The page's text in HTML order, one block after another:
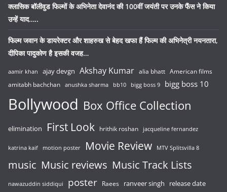
क्लासिक बॉलीवुड फिल्मों के अभिनेता देवानंद की 100वीं जयंती पर उनके फैंस ने किया
उन्हें याद…..
फिल्म जवान के डायरेक्टर और शाहरुख से बेहद खफा हैं फिल्म की अभिनेत्री नयनतारा,
दीपिका पादुकोण है इसकी वजह…
aamir khan ajay devgn Akshay Kumar alia bhatt American films
amitabh bachchan anushka sharma bb10 bigg boss 9 bigg boss 10
Bollywood Box Office Collection
elimination First Look hrithik roshan jacqueline fernandez
katrina kaif motion poster Movie Review MTV Splitsvilla 8
music Music reviews Music Track Lists
nawazuddin siddiqui poster Raees ranveer singh release date